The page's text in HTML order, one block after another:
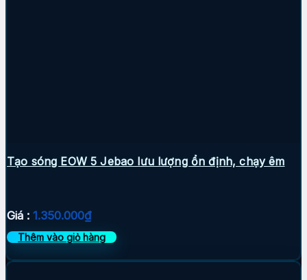
Tạo sóng EOW 5 Jebao lưu lượng ổn định, chạy êm
Giá : 1.350.000₫
Thêm vào giỏ hàng